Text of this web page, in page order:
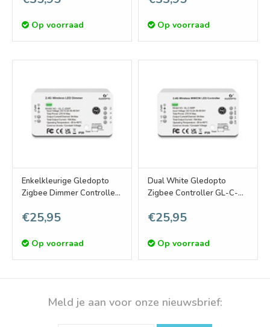
Op voorraad Op voorraad
Enkelkleurige Gledopto
Zigbee Dimmer Controller
270W
€25,95
Op voorraad
Dual White Gledopto
Zigbee Controller GL-C-
€25,95
Op voorraad
Meld je aan voor onze nieuwsbrief: